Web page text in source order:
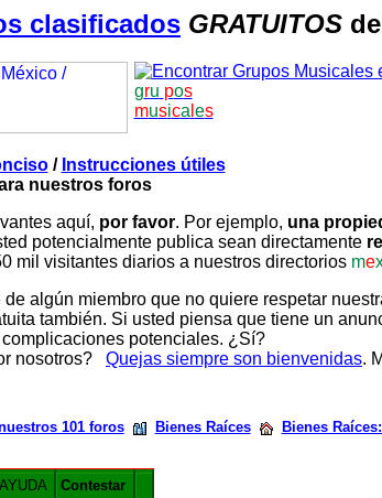
clasificados GRATUITOS
gru pos
musica es
/ Instrucciones útiles
nuestros foros
aquí, por favor. Por ejemplo, una
potencialmente publica sean directamente
mil visitantes diarios a nuestros directorios me
algún miembro que no quiere respetar
también. Si usted piensa que tiene un
potenciales. ¿Sí?
nosotros? Quejas siempre son bienvenidas.
101 foros Bienes Raíces Bienes
AYUDA
Contestar